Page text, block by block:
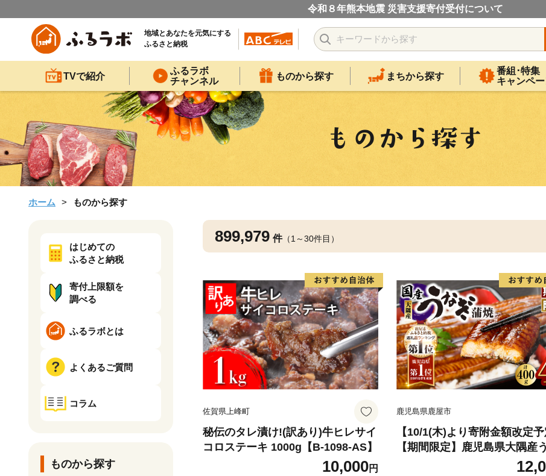
令和８年熊本地震 災害支援寄付受付について
地域とあなたを元気にする
ふるさと納税
TVで紹介
ふるラボ
チャンネル
ものから探す まちから探す
番組･特集
キャンペ
ホーム ものから探す
899,979 件（1～30件目）
佐賀県上峰町
秘伝のタレ漬け!(訳あり)牛ヒレサイ
コロステーキ 1000g【B-1098-AS】
10,000円
鹿児島県鹿屋市
【10/1(木)より寄附金額改定予
【期間限定】鹿児島県大隅産
蒲焼4尾（400g） KN007-
はじめての
ふるさと納税
寄付上限額を
調べる
ふるラボとは
よくあるご質問
コラム
ものから探す